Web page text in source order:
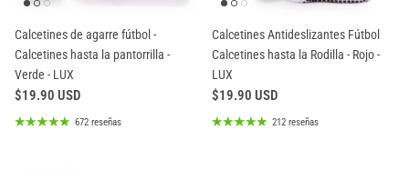
Calcetines de agarre fútbol -
Calcetines hasta la pantorrilla -
Verde - LUX
$19.90 USD
672 reseñas
Calcetines Antideslizantes Fútbol
Calcetines hasta la Rodilla - Rojo -
LUX
$19.90 USD
212 reseñas